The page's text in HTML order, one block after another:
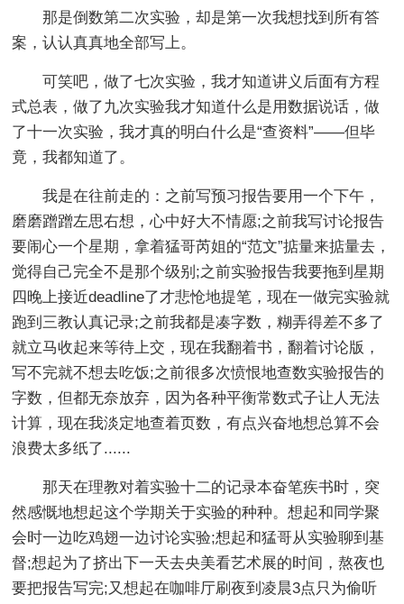
那是倒数第二次实验，却是第一次我想找到所有答
案，认认真真地全部写上。
可笑吧，做了七次实验，我才知道讲义后面有方程
式总表，做了九次实验我才知道什么是用数据说话，做
了十一次实验，我才真的明白什么是“查资料”——但毕
竟，我都知道了。
我是在往前走的：之前写预习报告要用一个下午，
磨磨蹭蹭左思右想，心中好大不情愿;之前我写讨论报告
要闹心一个星期，拿着猛哥芮姐的“范文”掂量来掂量去，
觉得自己完全不是那个级别;之前实验报告我要拖到星期
四晚上接近deadline了才悲怆地提笔，现在一做完实验就
跑到三教认真记录;之前我都是凑字数，糊弄得差不多了
就立马收起来等待上交，现在我翻着书，翻着讨论版，
写不完就不想去吃饭;之前很多次愤恨地查数实验报告的
字数，但都无奈放弃，因为各种平衡常数式子让人无法
计算，现在我淡定地查着页数，有点兴奋地想总算不会
浪费太多纸了......
那天在理教对着实验十二的记录本奋笔疾书时，突
然感慨地想起这个学期关于实验的种种。想起和同学聚
会时一边吃鸡翅一边讨论实验;想起和猛哥从实验聊到基
督;想起为了挤出下一天去央美看艺术展的时间，熬夜也
要把报告写完;又想起在咖啡厅刷夜到凌晨3点只为偷听